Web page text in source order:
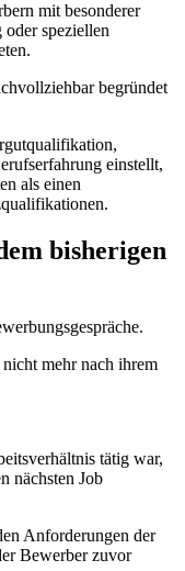
mit besonderer
speziellen
begründet
einstellt,
als einen
bisherigen
mehr nach ihrem
tätig war,
nächsten Job
Anforderungen der
Bewerber zuvor